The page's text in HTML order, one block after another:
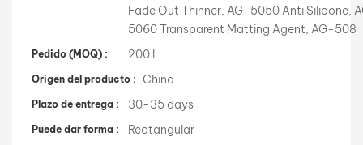
Fade Out Thinner, AG-5050 Anti Silicone,
5060 Transparent Matting Agent, AG-508
Pedido (MOQ) : 200 L
Origen del producto : China
Plazo de entrega : 30-35 days
Puede dar forma : Rectangular